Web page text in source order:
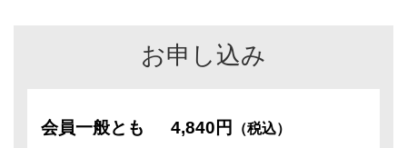
お申し込み
会員一般とも 4,840円 （税込）